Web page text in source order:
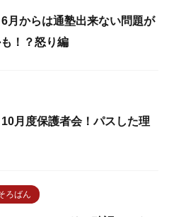
6月からは通塾出来ない問題が
！？怒り編
10月度保護者会！パスした理
ろばん